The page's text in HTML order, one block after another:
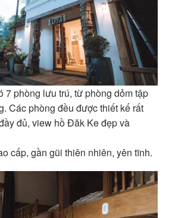
7 phòng lưu trú, từ phòng dỏm tập
Các phòng đều được thiết kế rất
đủ, view hồ Đăk Ke đẹp và
cấp, gần gũi thiên nhiên, yên tĩnh.